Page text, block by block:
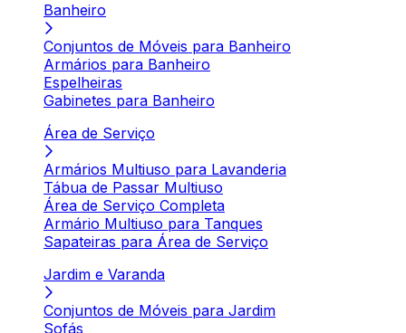
Banheiro
Conjuntos de Móveis para Banheiro
Armários para Banheiro
Espelheiras
Gabinetes para Banheiro
Área de Serviço
Armários Multiuso para Lavanderia
Tábua de Passar Multiuso
Área de Serviço Completa
Armário Multiuso para Tanques
Sapateiras para Área de Serviço
Jardim e Varanda
Conjuntos de Móveis para Jardim
Sofás